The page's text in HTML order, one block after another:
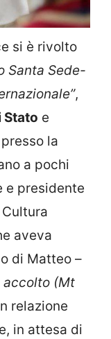
si è rivolto
Santa Sede-
,
Stato e
la
a pochi
e presidente
aveva
di Matteo –
accolto (Mt
relazione
in attesa di